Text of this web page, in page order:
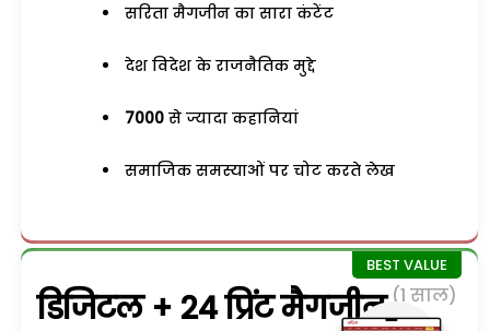
सरिता मैगजीन का सारा कंटेंट
देश विदेश के राजनैतिक मुद्दे
7000 से ज्यादा कहानियां
समाजिक समस्याओं पर चोट करते लेख
डिजिटल + 24 प्रिंट मैगजीन (1 साल)